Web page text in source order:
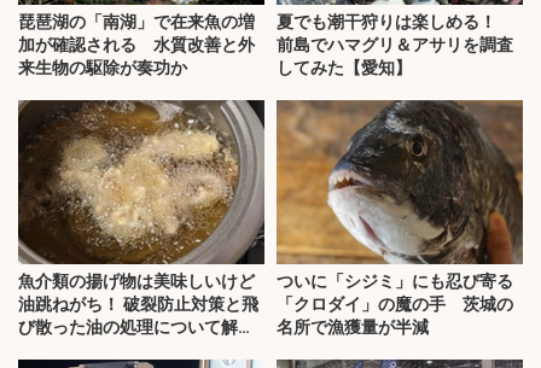
琵琶湖の「南湖」で在来魚の増
加が確認される 水質改善と外
来生物の駆除が奏功か
夏でも潮干狩りは楽しめる！
前島でハマグリ＆アサリを調査
してみた【愛知】
魚介類の揚げ物は美味しいけど
油跳ねがち！ 破裂防止対策と飛
び散った油の処理について解
ついに「シジミ」にも忍び寄る
「クロダイ」の魔の手 茨城の
名所で漁獲量が半減